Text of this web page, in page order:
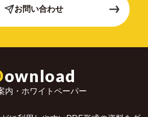
お問い合わせ
ownload
内・ホワイトペーパー